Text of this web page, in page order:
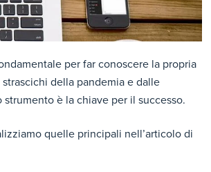
per far conoscere la propria
della pandemia e dalle
è la chiave per il successo.
quelle principali nell’articolo di